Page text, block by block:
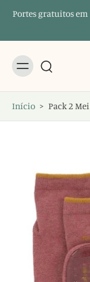
Portes gratuitos
Início > Pack 2